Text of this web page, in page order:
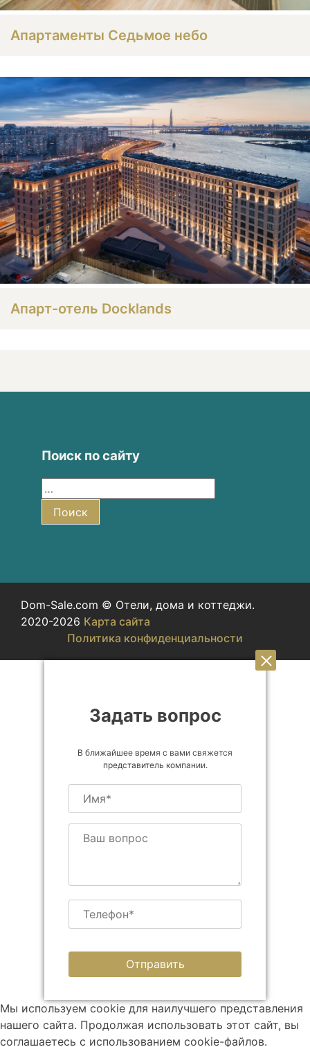
Апартаменты Седьмое небо
Апарт-отель Docklands
Поиск по сайту
Поиск
Dom-Sale.com © Отели, дома и коттеджи.
2020-2026 Карта сайта
Политика конфиденциальности
Задать вопрос
В ближайшее время с вами свяжется
представитель компании.
Мы используем cookie для наилучшего представления
нашего сайта. Продолжая использовать этот сайт, вы
соглашаетесь с использованием cookie-файлов.